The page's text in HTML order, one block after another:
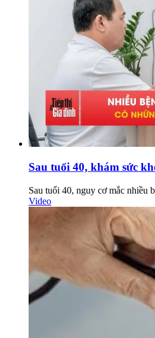
Sau tuổi 40, khám sức
Sau tuổi 40, nguy cơ mắc nhiều
Video